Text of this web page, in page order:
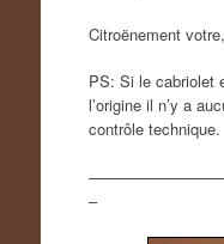
Citroënement
PS: Si le cabriolet
l’origine il n’y a
contrôle technique.
–